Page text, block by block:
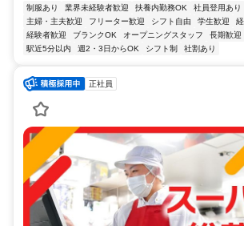
制服あり 業界未経験者歓迎 扶養内勤務OK 社員登用あり
主婦・主夫歓迎
フリーター歓迎 シフト自由 学生歓迎
経験者歓迎
ブランクOK オープニングスタッフ 長期歓迎
駅近5分以内
週2・3日からOK シフト制 社割あり
正社員